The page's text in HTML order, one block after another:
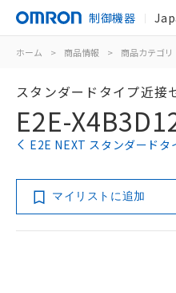
制御機器
ホーム > 商品情報 > 商品カテゴリ
スタンダードタイプ近接
E2E-
E2E NEXT スタンダードタ
マイリストに追加